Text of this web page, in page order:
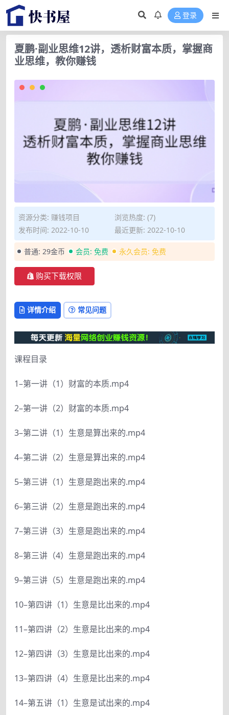
登录
夏鹏·副业思维12讲，透析财富本质，掌握商
业思维，教你赚钱
资源分类: 赚钱项目
浏览热度: (7)
发布时间: 2022-10-10
最近更新: 2022-10-10
普通: 29金币 会员: 免费 永久会员: 免费
购买下载权限
详情介绍 常见问题
课程目录
1–第一讲（1）财富的本质.mp4
2–第一讲（2）财富的本质.mp4
3–第二讲（1）生意是算出来的.mp4
4–第二讲（2）生意是算出来的.mp4
5–第三讲（1）生意是跑出来的.mp4
6–第三讲（2）生意是跑出来的.mp4
7–第三讲（3）生意是跑出来的.mp4
8–第三讲（4）生意是跑出来的.mp4
9–第三讲（5）生意是跑出来的.mp4
10–第四讲（1）生意是比出来的.mp4
11–第四讲（2）生意是比出来的.mp4
12–第四讲（3）生意是比出来的.mp4
13–第四讲（4）生意是比出来的.mp4
14–第五讲（1）生意是试出来的.mp4